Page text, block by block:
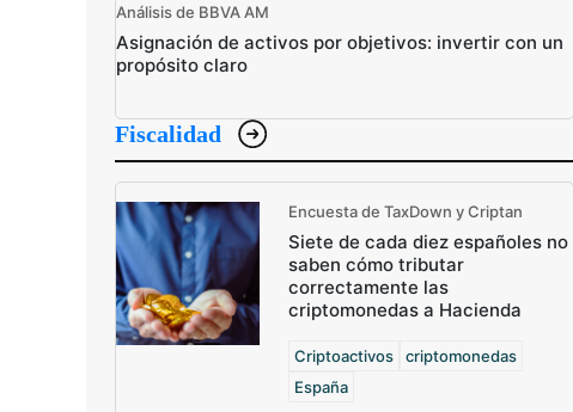
Análisis de BBVA AM
Asignación de activos por objetivos: invertir con un
propósito claro
Fiscalidad
Encuesta de TaxDown y Criptan
Siete de cada diez españoles no
saben cómo tributar
correctamente las
criptomonedas a Hacienda
Criptoactivos
criptomonedas
España